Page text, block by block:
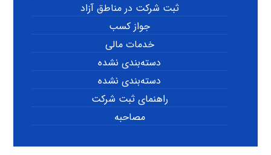
ثبت شرکت در مناطق آزاد
جواز کسب
خدمات مالی
دسته‌بندی نشده
دسته‌بندی نشده
راهنمای ثبت شرکت
مصاحبه